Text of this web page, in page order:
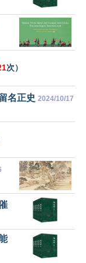
次）
名正史 2024/10/17